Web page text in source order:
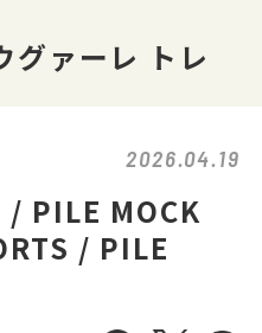
グァーレ トレ
2026.04.19
/ PILE MOCK
/ PILE